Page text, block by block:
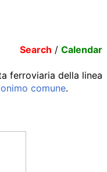
Search / Calendar
ferroviaria della linea
comune.